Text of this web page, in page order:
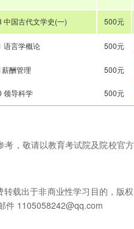
中国古代文学史(一) 500元
语言学概论 500元
酬管理 500元
领导科学 500元
，敬请以教育考试院及院校官
载出于非商业性学习目的，版
件 1105058242@qq.com